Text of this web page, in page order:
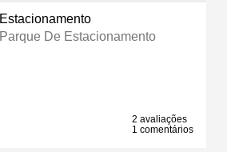
Estacionamento
Parque De Estacionamento
2 avaliações
1 comentários